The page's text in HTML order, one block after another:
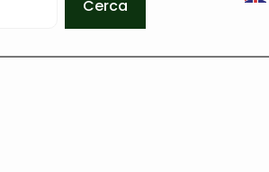
Cerca